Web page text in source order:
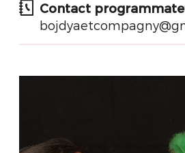
Contact